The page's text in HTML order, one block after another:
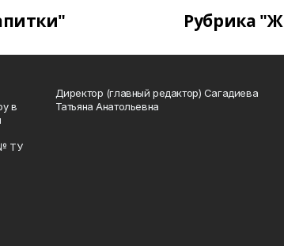
Рубрика
в
ТУ
Директор (главный редактор) Сагадиева
Татьяна Анатольевна